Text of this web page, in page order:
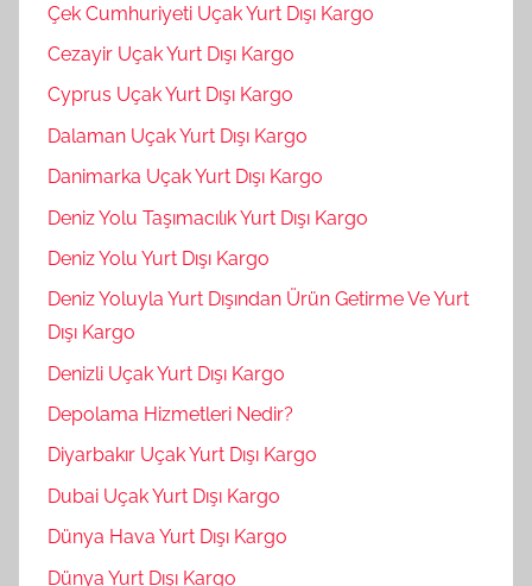
Çek Cumhuriyeti Uçak Yurt Dışı Kargo
Cezayir Uçak Yurt Dışı Kargo
Cyprus Uçak Yurt Dışı Kargo
Dalaman Uçak Yurt Dışı Kargo
Danimarka Uçak Yurt Dışı Kargo
Deniz Yolu Taşımacılık Yurt Dışı Kargo
Deniz Yolu Yurt Dışı Kargo
Deniz Yoluyla Yurt Dışından Ürün Getirme Ve Yurt
Dışı Kargo
Denizli Uçak Yurt Dışı Kargo
Depolama Hizmetleri Nedir?
Diyarbakır Uçak Yurt Dışı Kargo
Dubai Uçak Yurt Dışı Kargo
Dünya Hava Yurt Dışı Kargo
Dünya Yurt Dışı Kargo